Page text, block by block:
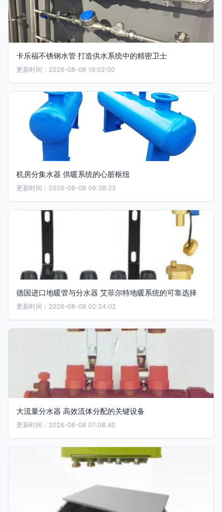
卡乐福不锈钢水管 打造供水系统中的精密卫士
更新时间：2026-08-08 19:02:00
机房分集水器 供暖系统的心脏枢纽
更新时间：2026-08-08 06:38:22
德国进口地暖管与分水器 艾菲尔特地暖系统的可靠选择
更新时间：2026-08-08 02:24:02
大流量分水器 高效流体分配的关键设备
更新时间：2026-08-08 07:08:40